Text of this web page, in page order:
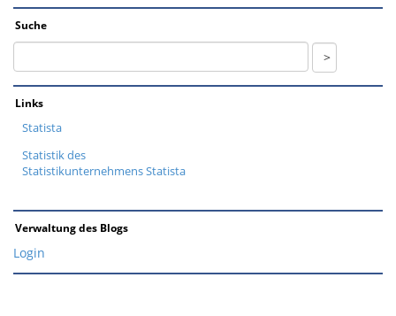
Suche
Links
Statista
Statistik des
Statistikunternehmens Statista
Verwaltung des Blogs
Login